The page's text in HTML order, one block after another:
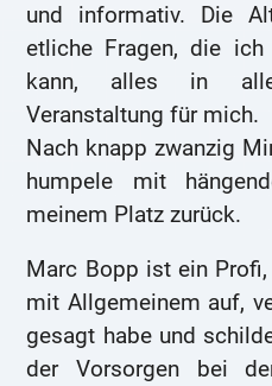
und informativ. Die
etliche Fragen, die
kann, alles in
Veranstaltung für mich.
Nach knapp zwanzig
humpele mit
meinem Platz zurück.
Marc Bopp ist ein
mit Allgemeinem auf,
gesagt habe und
der Vorsorgen bei